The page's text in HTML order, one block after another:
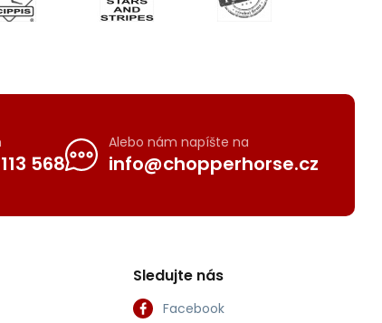
568
Alebo nám napíšte na
info@chopperhorse.cz
Sledujte nás
Facebook